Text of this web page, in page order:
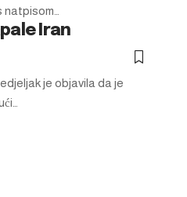
Iran
je objavila da je